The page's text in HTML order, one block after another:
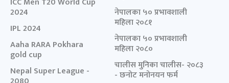
2024
IPL 2024
Aaha RARA Pokhara
gold cup
Nepal Super League -
नेपालका ५० प्रभावशाली
महिला २०८१
नेपालका ५० प्रभावशाली
महिला २०८०
चालीस मुनिका चालीस- २०८३
- छनोट मनोनयन फर्म